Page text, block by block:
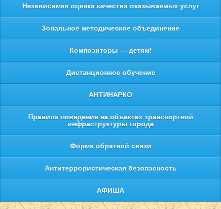
Независимая оценка качества оказываемых услуг
Зональное методическое объединение
Композиторы — детям!
Дистанционное обучение
АНТИНАРКО
Правила поведения на объектах транспортной
инфраструктуры города
Форма обратной связи
Антитеррористическая безопасность
АФИША